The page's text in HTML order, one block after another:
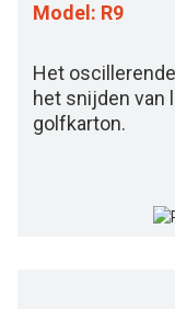
Model: R9
Het
het snijden van
golfkarton.